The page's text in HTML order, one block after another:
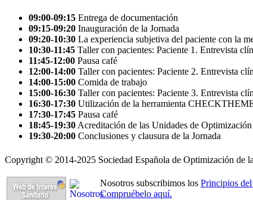
09:00-09:15 Entrega de documentación
09:15-09:20 Inauguración de la Jornada
09:20-10:30 La experiencia subjetiva del paciente con la
10:30-11:45 Taller con pacientes: Paciente 1. Entrevista
11:45-12:00 Pausa café
12:00-14:00 Taller con pacientes: Paciente 2. Entrevista
14:00-15:00 Comida de trabajo
15:00-16:30 Taller con pacientes: Paciente 3. Entrevista
16:30-17:30 Utilización de la herramienta
17:30-17:45 Pausa café
18:45-19:30 Acreditación de las Unidades de
19:30-20:00 Conclusiones y clausura de la Jornada
Copyright © 2014-2025 Sociedad Española de Optimización de
Nosotros subscribimos los Principios
Compruébelo aquí.